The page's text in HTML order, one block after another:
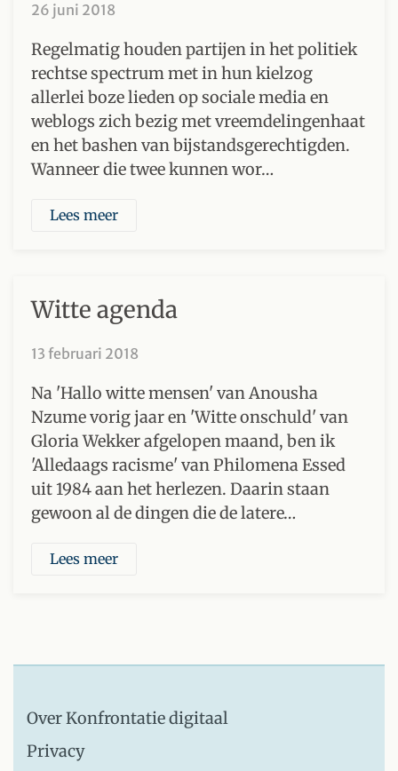
26 juni 2018
Regelmatig houden partijen in het politiek
rechtse spectrum met in hun kielzog
allerlei boze lieden op sociale media en
weblogs zich bezig met vreemdelingenhaat
en het bashen van bijstandsgerechtigden.
Wanneer die twee kunnen wor…
Lees meer
Witte agenda
13 februari 2018
Na 'Hallo witte mensen' van Anousha
Nzume vorig jaar en 'Witte onschuld' van
Gloria Wekker afgelopen maand, ben ik
'Alledaags racisme' van Philomena Essed
uit 1984 aan het herlezen. Daarin staan
gewoon al de dingen die de latere…
Lees meer
Over Konfrontatie digitaal
Privacy